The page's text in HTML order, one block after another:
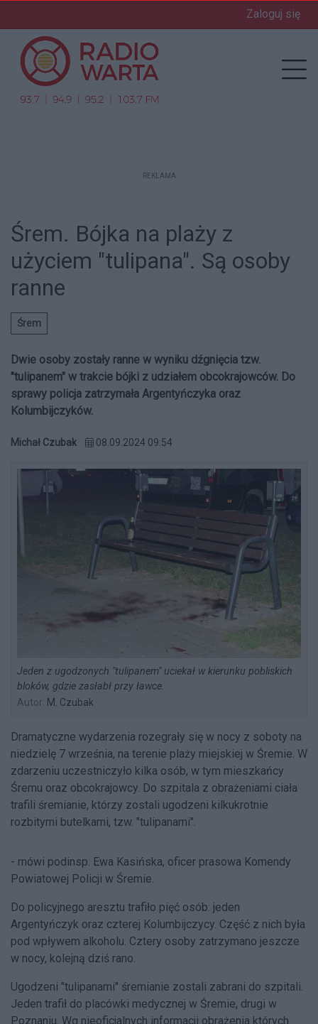
Zaloguj się
REKLAMA
Śrem. Bójka na plaży z
użyciem "tulipana". Są osoby
ranne
Śrem
Dwie osoby zostały ranne w wyniku dźgnięcia tzw.
"tulipanem" w trakcie bójki z udziałem obcokrajowców. Do
sprawy policja zatrzymała Argentyńczyka oraz
Kolumbijczyków.
Michał Czubak 08.09.2024 09:54
Jeden z ugodzonych "tulipanem" uciekał w kierunku pobliskich
bloków, gdzie zasłabł przy ławce.
Autor: M. Czubak
Dramatyczne wydarzenia rozegrały się w nocy z soboty na
niedzielę 7 września, na terenie plaży miejskiej w Śremie. W
zdarzeniu uczestniczyło kilka osób, w tym mieszkańcy
Śremu oraz obcokrajowcy. Do szpitala z obrażeniami ciała
trafili śremianie, którzy zostali ugodzeni kilkukrotnie
rozbitymi butelkami, tzw. "tulipanami".
- mówi podinsp. Ewa Kasińska, oficer prasowa Komendy
Powiatowej Policji w Śremie.
Do policyjnego aresztu trafiło pięć osób: jeden
Argentyńczyk oraz czterej Kolumbijczycy. Część z nich była
pod wpływem alkoholu. Cztery osoby zatrzymano jeszcze
w nocy, kolejną dziś rano.
Ugodzeni "tulipanami" śremianie zostali zabrani do szpitali.
Jeden trafił do placówki medycznej w Śremie, drugi w
Poznaniu. Wg nieoficjalnych informacji obrażenia których